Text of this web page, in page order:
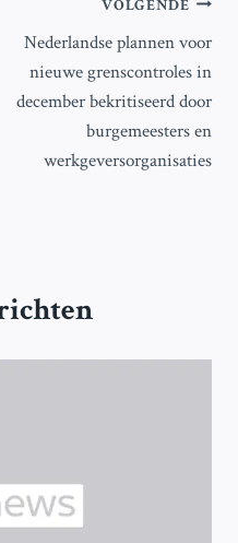
VOLGENDE
Nederlandse plannen voor
nieuwe grenscontroles in
december bekritiseerd door
burgemeesters en
werkgeversorganisaties